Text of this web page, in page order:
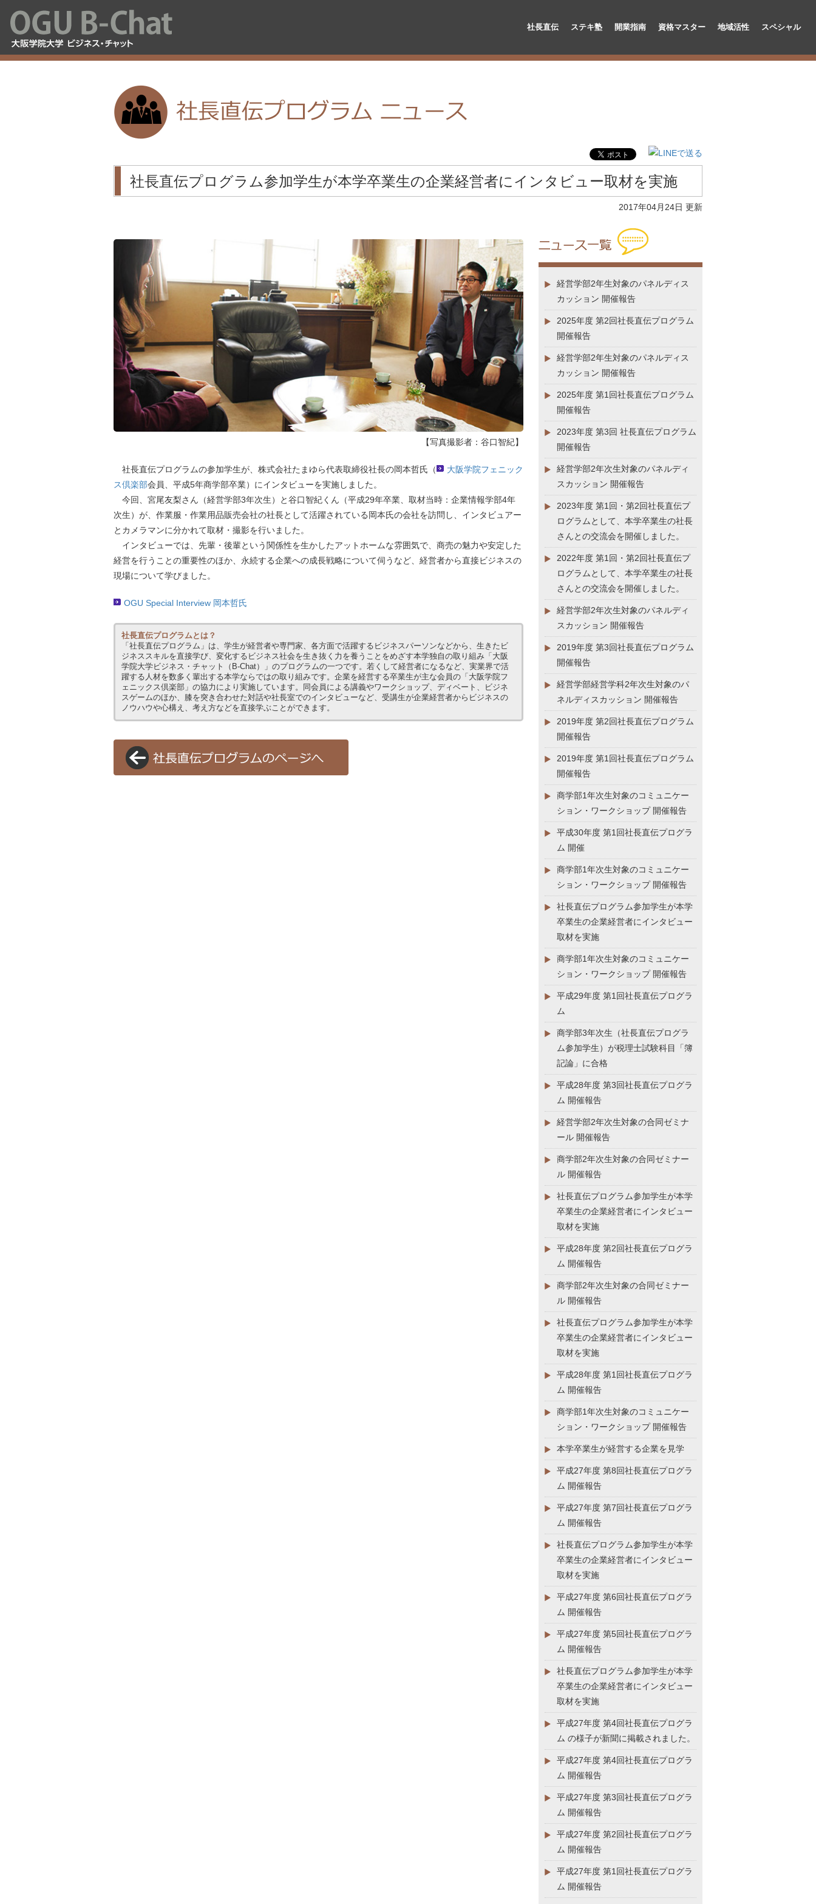
社長直伝 ステキ塾 開業指南 資格マスター 地域活性 スペシャル
社長直伝プログラム参加学生が本学卒業生の企業経営者にインタビュー取材を実施
2017年04月24日 更新
【写真撮影者：谷口智紀】
社長直伝プログラムの参加学生が、株式会社たまゆら代表取締役社長の岡本哲氏（
大阪学院フェニック
ス倶楽部会員、平成5年商学部卒業）にインタビューを実施しました。
今回、宮尾友梨さん（経営学部3年次生）と谷口智紀くん（平成29年卒業、取材当時：企業情報学部4年
次生）が、作業服・作業用品販売会社の社長として活躍されている岡本氏の会社を訪問し、インタビュアー
とカメラマンに分かれて取材・撮影を行いました。
インタビューでは、先輩・後輩という関係性を生かしたアットホームな雰囲気で、商売の魅力や安定した
経営を行うことの重要性のほか、永続する企業への成長戦略について伺うなど、経営者から直接ビジネスの
現場について学びました。
OGU Special Interview 岡本哲氏
社長直伝プログラムとは？
「社長直伝プログラム」は、学生が経営者や専門家、各方面で活躍するビジネスパーソンなどから、生きたビ
ジネススキルを直接学び、変化するビジネス社会を生き抜く力を養うことをめざす本学独自の取り組み「大阪
学院大学ビジネス・チャット（B-Chat）」のプログラムの一つです。若くして経営者になるなど、実業界で活
躍する人材を数多く輩出する本学ならではの取り組みです。企業を経営する卒業生が主な会員の「大阪学院フ
ェニックス倶楽部」の協力により実施しています。同会員による講義やワークショップ、ディベート、ビジネ
スゲームのほか、膝を突き合わせた対話や社長室でのインタビューなど、受講生が企業経営者からビジネスの
ノウハウや心構え、考え方などを直接学ぶことができます。
経営学部2年生対象のパネルディス
カッション 開催報告
2025年度 第2回社長直伝プログラム
開催報告
経営学部2年生対象のパネルディス
カッション 開催報告
2025年度 第1回社長直伝プログラム
開催報告
2023年度 第3回 社長直伝プログラム
開催報告
経営学部2年次生対象のパネルディ
スカッション 開催報告
2023年度 第1回・第2回社長直伝プ
ログラムとして、本学卒業生の社長
さんとの交流会を開催しました。
2022年度 第1回・第2回社長直伝プ
ログラムとして、本学卒業生の社長
さんとの交流会を開催しました。
経営学部2年次生対象のパネルディ
スカッション 開催報告
2019年度 第3回社長直伝プログラム
開催報告
経営学部経営学科2年次生対象のパ
ネルディスカッション 開催報告
2019年度 第2回社長直伝プログラム
開催報告
2019年度 第1回社長直伝プログラム
開催報告
商学部1年次生対象のコミュニケー
ション・ワークショップ 開催報告
平成30年度 第1回社長直伝プログラ
ム 開催
商学部1年次生対象のコミュニケー
ション・ワークショップ 開催報告
社長直伝プログラム参加学生が本学
卒業生の企業経営者にインタビュー
取材を実施
商学部1年次生対象のコミュニケー
ション・ワークショップ 開催報告
平成29年度 第1回社長直伝プログラ
ム
商学部3年次生（社長直伝プログラ
ム参加学生）が税理士試験科目「簿
記論」に合格
平成28年度 第3回社長直伝プログラ
ム 開催報告
経営学部2年次生対象の合同ゼミナ
ール 開催報告
商学部2年次生対象の合同ゼミナー
ル 開催報告
社長直伝プログラム参加学生が本学
卒業生の企業経営者にインタビュー
取材を実施
平成28年度 第2回社長直伝プログラ
ム 開催報告
商学部2年次生対象の合同ゼミナー
ル 開催報告
社長直伝プログラム参加学生が本学
卒業生の企業経営者にインタビュー
取材を実施
平成28年度 第1回社長直伝プログラ
ム 開催報告
商学部1年次生対象のコミュニケー
ション・ワークショップ 開催報告
本学卒業生が経営する企業を見学
平成27年度 第8回社長直伝プログラ
ム 開催報告
平成27年度 第7回社長直伝プログラ
ム 開催報告
社長直伝プログラム参加学生が本学
卒業生の企業経営者にインタビュー
取材を実施
平成27年度 第6回社長直伝プログラ
ム 開催報告
平成27年度 第5回社長直伝プログラ
ム 開催報告
社長直伝プログラム参加学生が本学
卒業生の企業経営者にインタビュー
取材を実施
平成27年度 第4回社長直伝プログラ
ム の様子が新聞に掲載されました。
平成27年度 第4回社長直伝プログラ
ム 開催報告
平成27年度 第3回社長直伝プログラ
ム 開催報告
平成27年度 第2回社長直伝プログラ
ム 開催報告
平成27年度 第1回社長直伝プログラ
ム 開催報告